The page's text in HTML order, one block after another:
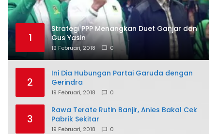
1
Strategi PPP Menangkan Duet Ganjar dan
Gus Yasin
19 Februari, 2018 0
2
Ini Dia Hubungan Partai Garuda dengan
Gerindra
19 Februari, 2018 0
3
Rawa Terate Rutin Banjir, Anies Bakal Cek
Pabrik Sekitar
19 Februari, 2018 0